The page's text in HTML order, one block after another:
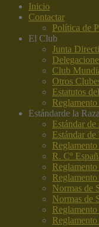
Inicio
Contactar
Política de
El Club
Junta
Club
Otros
Estatutos
Estándarde la Raza
Estándar
Estándar de
R. Cº
Normas de
Normas de
Reglamento